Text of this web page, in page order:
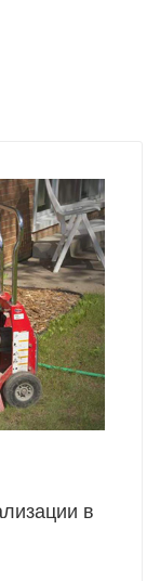
в